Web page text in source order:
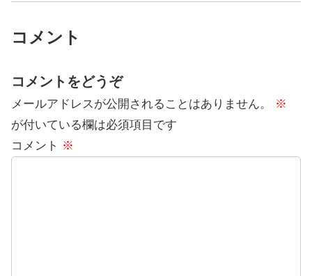
コメント
コメントをどうぞ
メールアドレスが公開されることはありません。
※
が付いている欄は必須項目です
コメント ※